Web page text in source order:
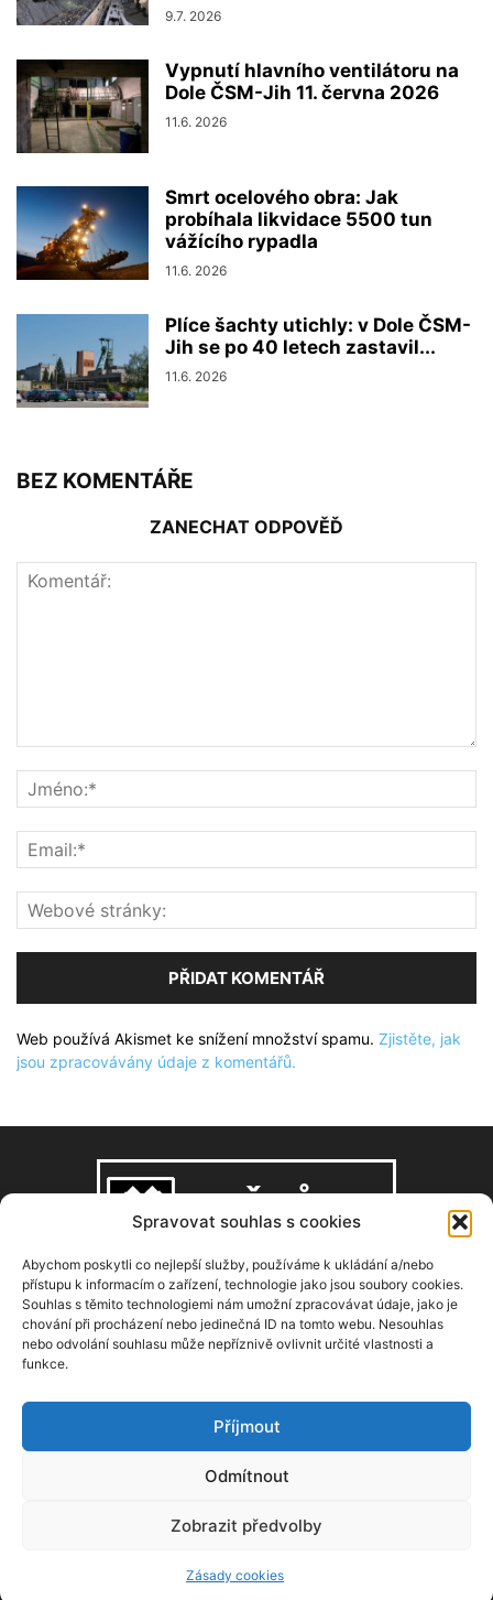
Spravovat souhlas s cookies
Abychom poskytli co nejlepší služby, používáme k ukládání a/nebo
přístupu k informacím o zařízení, technologie jako jsou soubory cookies.
Souhlas s těmito technologiemi nám umožní zpracovávat údaje, jako je
chování při procházení nebo jedinečná ID na tomto webu. Nesouhlas
nebo odvolání souhlasu může nepříznivě ovlivnit určité vlastnosti a
funkce.
Příjmout
Odmítnout
Zobrazit předvolby
Zásady cookies
9.7. 2026
Vypnutí hlavního ventilátoru na
Dole ČSM-Jih 11. června 2026
11.6. 2026
Smrt ocelového obra: Jak
probíhala likvidace 5500 tun
vážícího rypadla
11.6. 2026
Plíce šachty utichly: v Dole ČSM-
Jih se po 40 letech zastavil...
11.6. 2026
BEZ KOMENTÁŘE
ZANECHAT ODPOVĚĎ
Web používá Akismet ke snížení množství spamu. Zjistěte, jak
jsou zpracovávány údaje z komentářů.
O NÁS
NÁSLEDUJ NÁS